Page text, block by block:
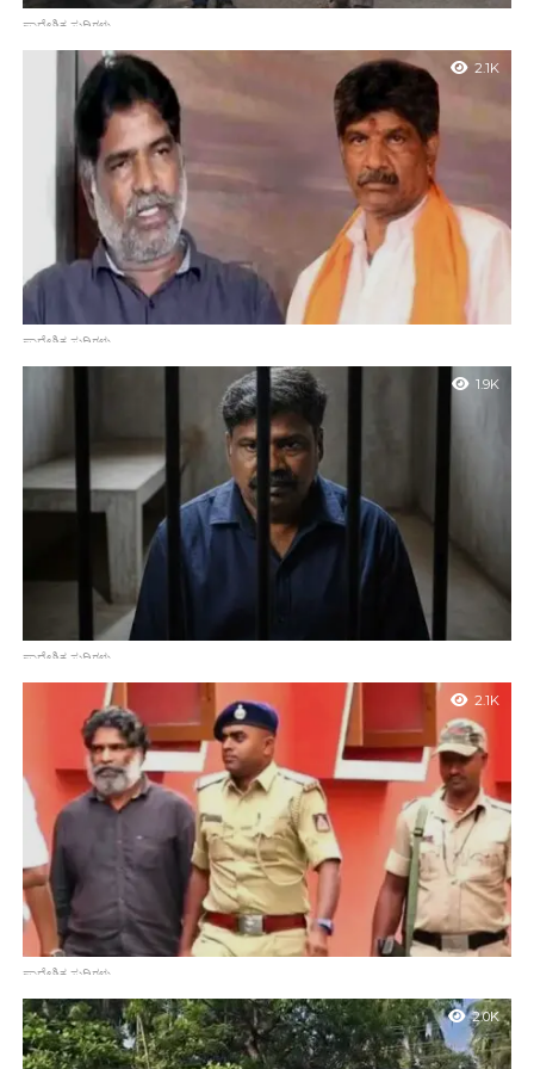
ಪ್ರಾದೇಶಿಕ ಸುದ್ದಿಗಳು
ಧರ್ಮಸ್ಥಳ ಶವ ಹೂತ ಪ್ರಕರಣ: ಬೆಳ್ತಂಗಡಿ ಕೋರ್ಟ್‌ಗೆ 7,000ಕ್ಕೂ ಅಧಿಕ
ಪುಟಗಳ ಬೃಹತ್ ಅಂತಿಮ ವರದಿ ಸಲ್ಲಿಸಿದ ಎಸ್‌ಐಟಿ!
ಬೆಳ್ತಂಗಡಿ : ದಕ್ಷಿಣ ಕನ್ನಡ ಜಿಲ್ಲೆಯ ಬೆಳ್ತಂಗಡಿ ತಾಲೂಕಿನ ಧರ್ಮಸ್ಥಳ ಗ್ರಾಮದಲ್ಲಿ
ರಹಸ್ಯವಾಗಿ ಶವಗಳನ್ನು ಹೂತುಹಾಕಲಾಗಿದೆ ಎನ್ನಲಾದ ಅತ್ಯಂತ ಸಂಚಲನಾತ್ಮಕ
ಪ್ರಕರಣದ ತನಿಖೆಯನ್ನು ಪೂರ್ಣಗೊಳಿಸಿರುವ ವಿಶೇಷ ತನಿಖಾ ತಂಡವು (SIT)...
2.1K
ಪ್ರಾದೇಶಿಕ ಸುದ್ದಿಗಳು
ಸೌಜನ್ಯಾ ಪ್ರಕರಣ: ಹೋರಾಟಗಾರರ ವಿರುದ್ಧವೇ ದೂರು ನೀಡಿದ ಚಿನ್ನಯ್ಯ!
ಬೆಳ್ತಂಗಡಿ: ಧರ್ಮಸ್ಥಳದ ಬಹುಚರ್ಚಿತ ಸೌಜನ್ಯಾ ಪ್ರಕರಣದಲ್ಲಿ ಜೈಲು ವಾಸ
ಅನುಭವಿಸಿ ಇತ್ತೀಚೆಗಷ್ಟೇ ಬಿಡುಗಡೆಯಾಗಿರುವ ಚಿನ್ನಯ್ಯ, ಇದೀಗ ಹೊಸ ಸಂಚಲನ
ಮೂಡಿಸಿದ್ದಾರೆ. ಜೈಲಿನಿಂದ ಹೊರಬರುತ್ತಿದ್ದಂತೆಯೇ ಅವರು ಸೌಜನ್ಯಾ ಪರ
ಹೋರಾಟದಲ್ಲಿ ಮುಂಚೂಣಿಯಲ್ಲಿರುವ...
1.9K
ಪ್ರಾದೇಶಿಕ ಸುದ್ದಿಗಳು
ಷರತ್ತು ಪೂರೈಸಲು ಆಗದೆ ದುಸ್ಥಿತಿ: 1 ಲಕ್ಷ ಬಾಂಡ್‌ ಇಲ್ಲದೆ ಶಿವಮೊಗ್ಗ ಜೈಲಿನಲ್ಲೇ
‘ಮಾಸ್ಕ್ ಮ್ಯಾನ್’
ಮಂಗಳೂರು : ಧರ್ಮಸ್ಥಳದಲ್ಲಿ ನಡೆದ ಬಹುಚರ್ಚಿತ ಶವಹೂತ ಪ್ರಕರಣಕ್ಕೆ
ಸಂಬಂಧಿಸಿದಂತೆ ಮೊದಲು ದೂರುದಾರನಾಗಿ ಕಾಣಿಸಿಕೊಂಡು ನಂತರ ಸುಳ್ಳು
ಹೇಳಿಕೆ ನೀಡಿದ್ದಕ್ಕಾಗಿ ಬಂಧಿತನಾದ ಚಿನ್ನಯ್ಯ (ಮಾಸ್ಕ್ ಮ್ಯಾನ್)ಗೆ ಜಾಮೀನು
ಮಂಜೂರಾಗಿದ್ದರೂ, ಆತ...
2.1K
ಪ್ರಾದೇಶಿಕ ಸುದ್ದಿಗಳು
1 ಲಕ್ಷ ರೂಪಾಯಿ ಬಾಂಡ್‌: ಧರ್ಮಸ್ಥಳ ಪ್ರಕರಣದ ಆರೋಪಿ ಚಿನ್ನಯ್ಯ ಜೈಲಿನಿಂದ
ಬಿಡುಗಡೆ
ಮಂಗಳೂರು: ಧರ್ಮಸ್ಥಳ ಗ್ರಾಮದಲ್ಲಿ ನಡೆದಿದೆ ಎನ್ನಲಾದ ಅಪರಾಧ ಕೃತ್ಯಗಳಿಗೆ
2.0K